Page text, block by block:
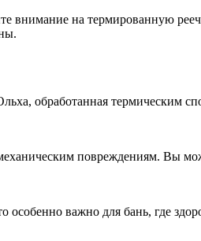
внимание на термированную
обработанная термическим
повреждениям. Вы
важно для бань, где